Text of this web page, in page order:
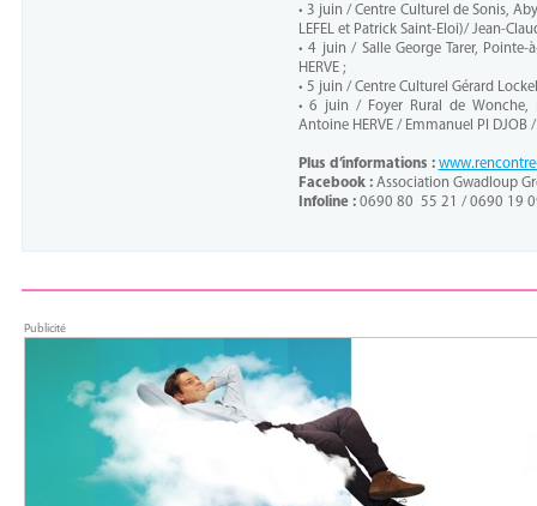
• 3 juin / Centre Culturel de Sonis,
LEFEL et Patrick Saint-Eloi)/ Jean-
• 4 juin / Salle George Tarer, Pointe-
HERVE ;
• 5 juin / Centre Culturel Gérard
• 6 juin / Foyer Rural de Wonche,
Antoine HERVE / Emmanuel PI DJOB
Plus d’informations :
Facebook :Association Gwadloup
Infoline :0690 80 55 21 / 0690 19